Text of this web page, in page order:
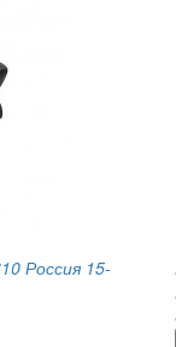
Россия 15-